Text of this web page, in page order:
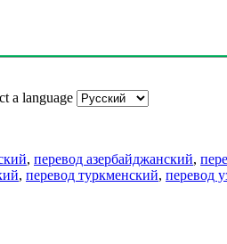
a language
, перевод азербайджанский,
, перевод туркменский, перевод